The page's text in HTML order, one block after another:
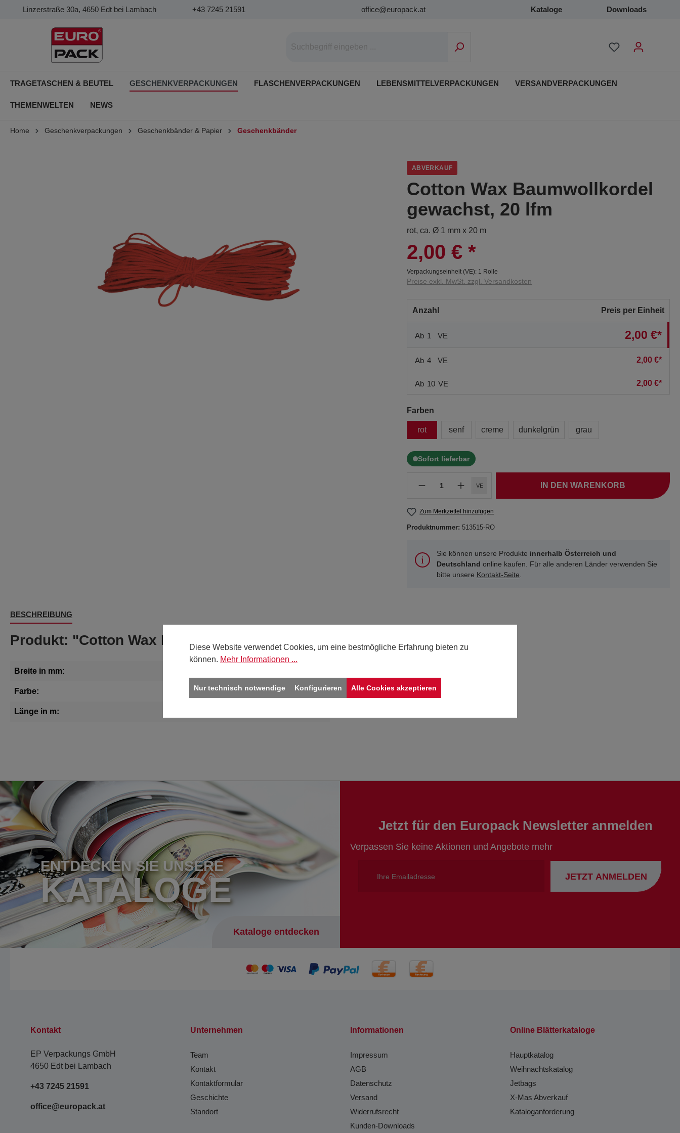
Linzerstraße 30a, 4650 Edt bei Lambach +43 7245 21591 office@europack.at Kataloge Downloads
TRAGETASCHEN & BEUTEL GESCHENKVERPACKUNGEN FLASCHENVERPACKUNGEN LEBENSMITTELVERPACKUNGEN VERSANDVERPACKUNGEN
THEMENWELTEN NEWS
Home Geschenkverpackungen Geschenkbänder & Papier Geschenkbänder
ABVERKAUF
Cotton Wax Baumwollkordel
gewachst, 20 lfm
rot, ca. Ø 1 mm x 20 m
2,00 € *
Verpackungseinheit (VE): 1 Rolle
Preise exkl. MwSt. zzgl. Versandkosten
Anzahl Preis per Einheit
Ab 1 VE 2,00 €*
Ab 4 VE 2,00 €*
Ab 10 VE 2,00 €*
Farben
rot senf creme dunkelgrün grau
Sofort lieferbar
VE IN DEN WARENKORB
Zum Merkzettel hinzufügen
Produktnummer: 513515-RO
Sie können unsere Produkte innerhalb Österreich und
Deutschland online kaufen. Für alle anderen Länder verwenden Sie
bitte unsere Kontakt-Seite.
BESCHREIBUNG
Produkt: "Cotton Wax Baumwollkordel gewachst, 20 lfm"
Breite in mm:
Farbe: rot
Länge in m:
ENTDECKEN SIE UNSERE
KATALOGE
Kataloge entdecken
Jetzt für den Europack Newsletter anmelden
Verpassen Sie keine Aktionen und Angebote mehr
JETZT ANMELDEN
Kontakt
EP Verpackungs GmbH
4650 Edt bei Lambach
+43 7245 21591
office@europack.at
Unternehmen
Team
Kontakt
Kontaktformular
Geschichte
Standort
Informationen
Impressum
AGB
Datenschutz
Versand
Widerrufsrecht
Kunden-Downloads
Online Blätterkataloge
Hauptkatalog
Weihnachtskatalog
Jetbags
X-Mas Abverkauf
Kataloganforderung
Diese Website verwendet Cookies, um eine bestmögliche Erfahrung bieten zu
können. Mehr Informationen ...
Nur technisch notwendige Konfigurieren Alle Cookies akzeptieren